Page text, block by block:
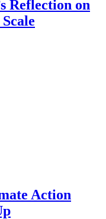
Reflection on
Action